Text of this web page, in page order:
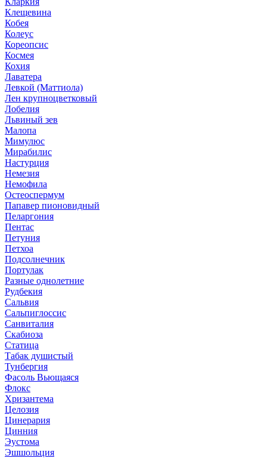
Клещевина
Кобея
Колеус
Кореопсис
Космея
Кохия
Лаватера
Левкой (Маттиола)
Лен крупноцветковый
Лобелия
Львиный зев
Малопа
Мимулюс
Мирабилис
Настурция
Немезия
Немофила
Остеоспермум
Папавер пионовидный
Пеларгония
Пентас
Петуния
Петхоа
Подсолнечник
Портулак
Разные однолетние
Рудбекия
Сальвия
Сальпиглоссис
Санвиталия
Скабиоза
Статица
Табак душистый
Тунбергия
Фасоль Вьющаяся
Флокс
Хризантема
Целозия
Цинерария
Цинния
Эустома
Эшшольция